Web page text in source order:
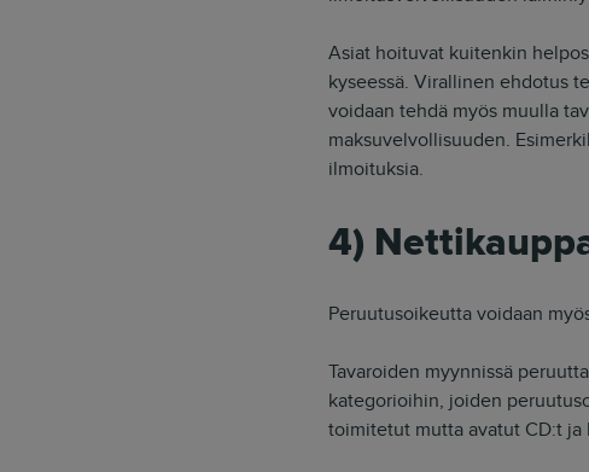
Asiat hoituvat kuitenkin
kyseessä. Virallinen ehdotus
voidaan tehdä myös muulla
maksuvelvollisuuden.
ilmoituksia.
4)
Peruutusoikeutta voidaan
Tavaroiden myynnissä
kategorioihin, joiden
toimitetut mutta avatut CD:t